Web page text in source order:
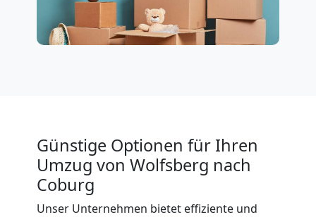
Günstige Optionen für Ihren
Umzug von Wolfsberg nach
Coburg
Unser Unternehmen bietet effiziente und
International
Beiladung
International